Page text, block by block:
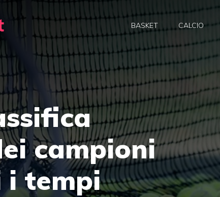
BASKET CALCIO
campioni
i tempi